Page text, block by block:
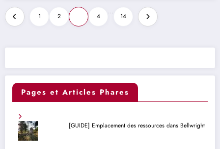
Pagination
des
publications
1 2 4
…
14
Pages et Articles Phares
[GUIDE] Emplacement des ressources dans Bellwright